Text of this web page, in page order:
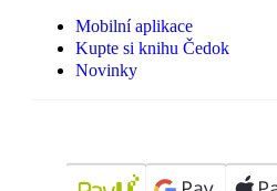
Mobilní aplikace
Kupte si knihu Čedok
Novinky